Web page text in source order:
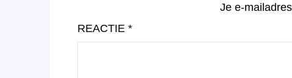
Je e-
REACTIE *